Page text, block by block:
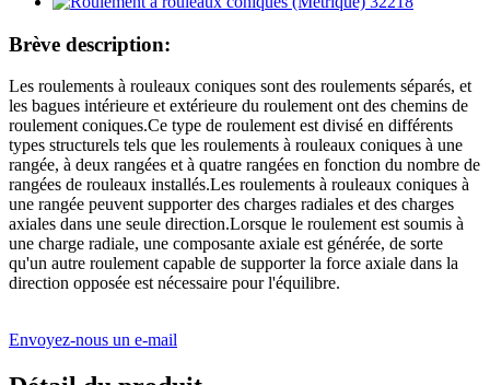
Brève description:
Les roulements à rouleaux coniques sont des roulements séparés, et
les bagues intérieure et extérieure du roulement ont des chemins de
roulement coniques.Ce type de roulement est divisé en différents
types structurels tels que les roulements à rouleaux coniques à une
rangée, à deux rangées et à quatre rangées en fonction du nombre de
rangées de rouleaux installés.Les roulements à rouleaux coniques à
une rangée peuvent supporter des charges radiales et des charges
axiales dans une seule direction.Lorsque le roulement est soumis à
une charge radiale, une composante axiale est générée, de sorte
qu'un autre roulement capable de supporter la force axiale dans la
direction opposée est nécessaire pour l'équilibre.
Envoyez-nous un e-mail